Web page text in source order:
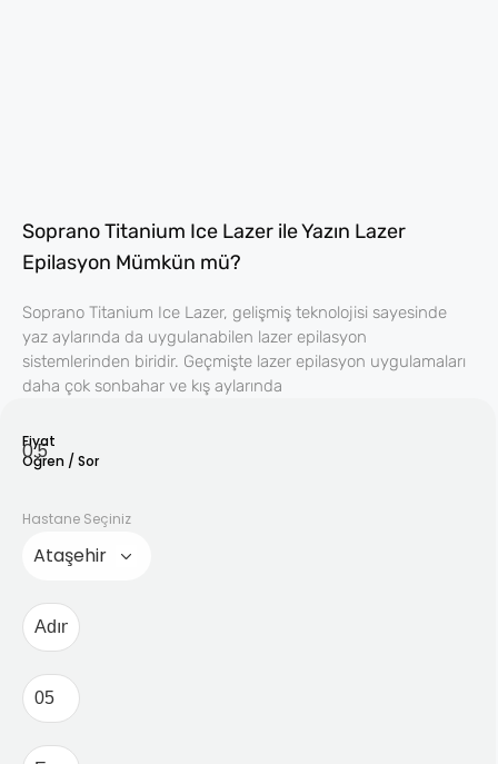
Soprano Titanium Ice Lazer ile Yazın Lazer
Epilasyon Mümkün mü?
Soprano Titanium Ice Lazer, gelişmiş teknolojisi sayesinde
yaz aylarında da uygulanabilen lazer epilasyon
sistemlerinden biridir. Geçmişte lazer epilasyon uygulamaları
daha çok sonbahar ve kış aylarında
Fiyat
Oğren / Sor
Hastane Seçiniz